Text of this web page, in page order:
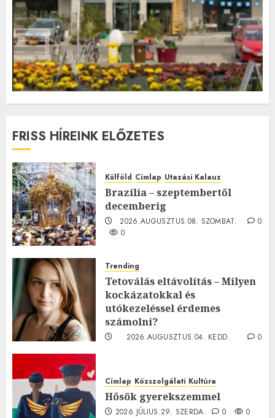
FRISS HÍREINK ELŐZETES
Külföld Címlap Utazási Kalauz
Brazília – szeptembertől
decemberig
2026.AUGUSZTUS.08. SZOMBAT.
0
0
Trending
Tetoválás eltávolítás – Milyen
kockázatokkal és
utókezeléssel érdemes
számolni?
2026.AUGUSZTUS.04. KEDD.
0
Címlap Közszolgálati Kultúra
Hősök gyerekszemmel
2026.JÚLIUS.29. SZERDA. 0 0